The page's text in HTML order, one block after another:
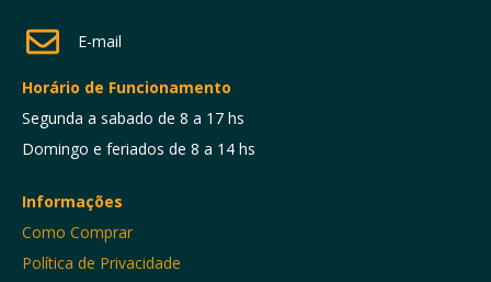
E-mail
Horário de Funcionamento
Segunda a sabado de 8 a 17 hs
Domingo e feriados de 8 a 14 hs
Informações
Como Comprar
Política de Privacidade